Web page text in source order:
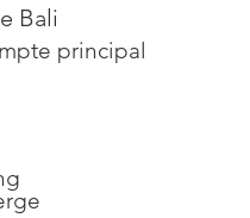
Bali
principal